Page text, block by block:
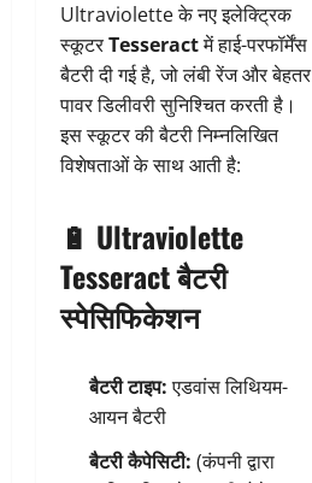
Ultraviolette के नए इलेक्ट्रिक
स्कूटरTesseractमें हाई-परफॉर्मेंस
बैटरी दी गई है, जो लंबी रेंज और बेहतर
पावर डिलीवरी सुनिश्चित करती है।
इस स्कूटर की बैटरी निम्नलिखित
विशेषताओं के साथ आती है:
🔋 Ultraviolette
Tesseract बैटरी
स्पेसिफिकेशन
बैटरी टाइप:एडवांस लिथियम-
आयन बैटरी
बैटरी कैपेसिटी: (कंपनी द्वारा